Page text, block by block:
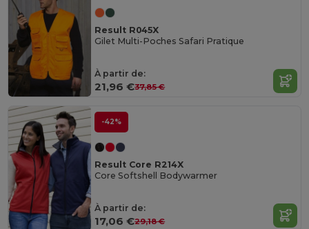
Result R045X
Gilet Multi-Poches Safari Pratique
À partir de:
21,96 €37,85 €
-42%
Result Core R214X
Core Softshell Bodywarmer
À partir de:
17,06 €29,18 €